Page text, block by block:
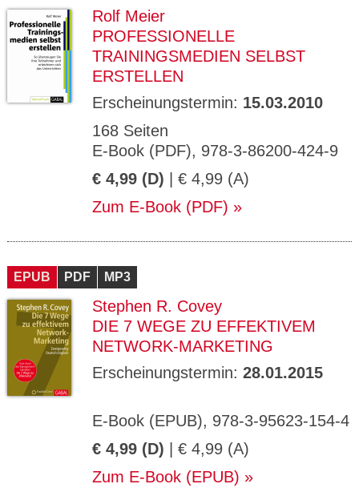
Rolf Meier
PROFESSIONELLE
TRAININGSMEDIEN SELBST
ERSTELLEN
Erscheinungstermin: 15.03.2010
168 Seiten
E-Book (PDF), 978-3-86200-424-9
€ 4,99 (D) | € 4,99 (A)
Zum E-Book (PDF)
EPUB PDF MP3
Stephen R. Covey
DIE 7 WEGE ZU EFFEKTIVEM
NETWORK-MARKETING
Erscheinungstermin: 28.01.2015
E-Book (EPUB), 978-3-95623-154-4
€ 4,99 (D) | € 4,99 (A)
Zum E-Book (EPUB)